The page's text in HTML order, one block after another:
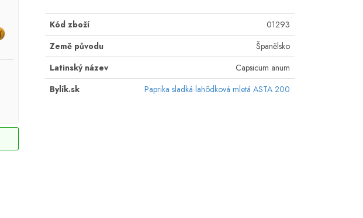
Kód zboží
01293
Země původu
Španělsko
Latinský název
Capsicum anum
Bylík.sk
Paprika sladká lahôdková mletá ASTA 200